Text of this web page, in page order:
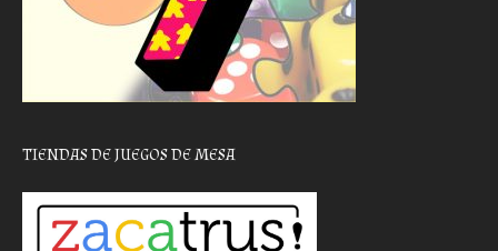
TIENDAS DE JUEGOS DE MESA